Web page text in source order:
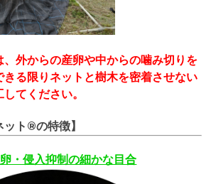
外からの産卵や中からの噛み切りを
る限りネットと樹木を密着させない
てください。
ット®の特徴】
・侵入抑制の細かな目合